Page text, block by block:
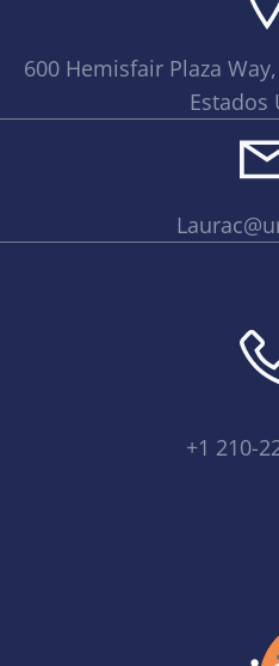
600 Hemisfair Plaza
Estados
+1 210-